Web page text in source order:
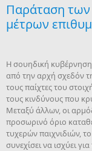
Παράταση των
μέτρων
Η σουηδική κυβέρνηση
από την αρχή σχεδόν
τους παίχτες του
τους κινδύνους που
Μεταξύ άλλων, οι
προσωρινό όριο
τυχερών παιχνιδιών,
συνεχίσει να ισχύει